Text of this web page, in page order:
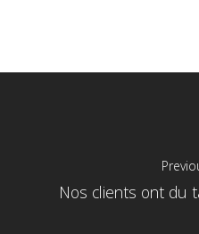
Nos clients ont du